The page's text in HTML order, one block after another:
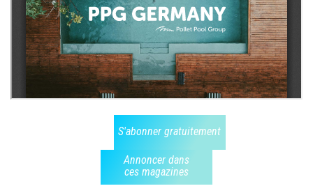
S'abonner gratuitement
Annoncer dans
ces magazines